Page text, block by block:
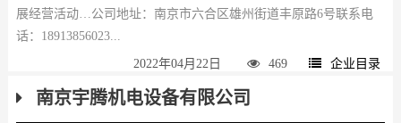
展经营活动…公司地址：南京市六合区雄州街道丰原路6号联系电
话：18913856023...
2022年04月22日 469 企业目录
南京宇腾机电设备有限公司